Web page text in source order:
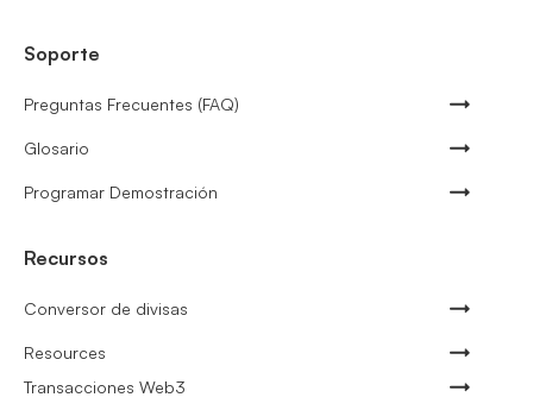
Soporte
Preguntas Frecuentes (FAQ)
Glosario
Programar Demostración
Recursos
Conversor de divisas
Resources
Transacciones Web3